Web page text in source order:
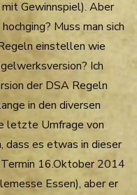
Gewinnspiel). Aber
Muss man sich
einstellen wie
Ich
der DSA Regeln
in den diversen
letzte Umfrage von
dass es etwas in dieser
16.Oktober 2014
Essen), aber er